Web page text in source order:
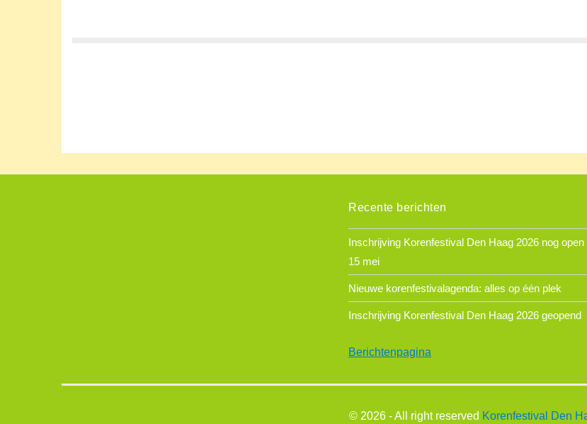
Recente berichten
Inschrijving Korenfestival Den Haag 2026 nog open
15 mei
Nieuwe korenfestivalagenda: alles op één plek
Inschrijving Korenfestival Den Haag 2026 geopend
Berichtenpagina
© 2026 - All right reserved Korenfestival Den